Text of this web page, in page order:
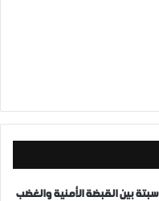
سبتة بين القبضة الأمنية والغضب